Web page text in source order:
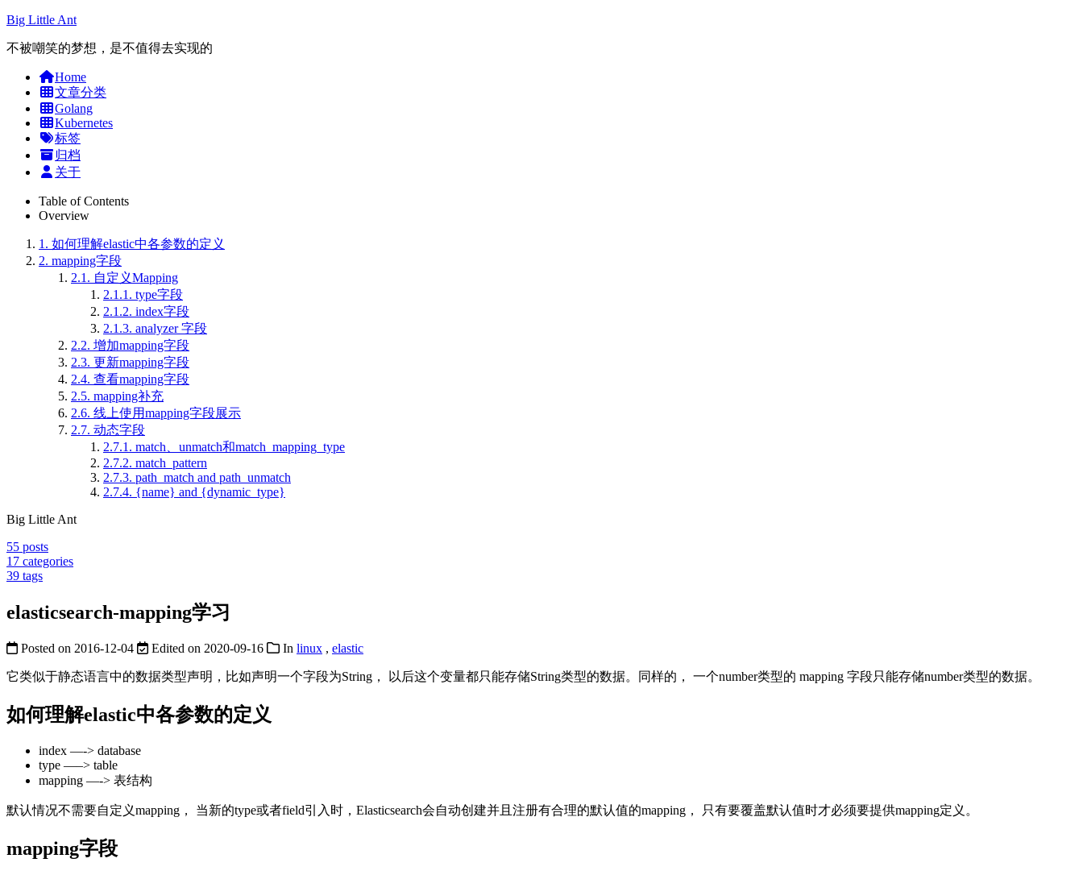
Big Little Ant
不被嘲笑的梦想，是不值得去实现的
Home
文章分类
Golang
Kubernetes
标签
归档
关于
Table of Contents
Overview
1. 如何理解elastic中各参数的定义
2. mapping字段
2.1. 自定义Mapping
2.1.1. type字段
2.1.2. index字段
2.1.3. analyzer 字段
2.2. 增加mapping字段
2.3. 更新mapping字段
2.4. 查看mapping字段
2.5. mapping补充
2.6. 线上使用mapping字段展示
2.7. 动态字段
2.7.1. match、unmatch和match_mapping_type
2.7.2. match_pattern
2.7.3. path_match and path_unmatch
2.7.4. {name} and {dynamic_type}
Big Little Ant
55 posts
17 categories
39 tags
elasticsearch-mapping学习
Posted on 2016-12-04 Edited on 2020-09-16 In linux , elastic
它类似于静态语言中的数据类型声明，比如声明一个字段为String， 以后这个变量都只能存储String类型的数据。同样的， 一个number类型的 mapping 字段只能存储number类型的数据。
如何理解elastic中各参数的定义
index —-> database
type —–> table
mapping —-> 表结构
默认情况不需要自定义mapping， 当新的type或者field引入时，Elasticsearch会自动创建并且注册有合理的默认值的mapping， 只有要覆盖默认值时才必须要提供mapping定义。
mapping字段